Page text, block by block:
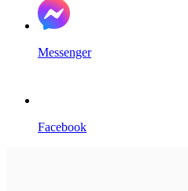
Messenger
Facebook